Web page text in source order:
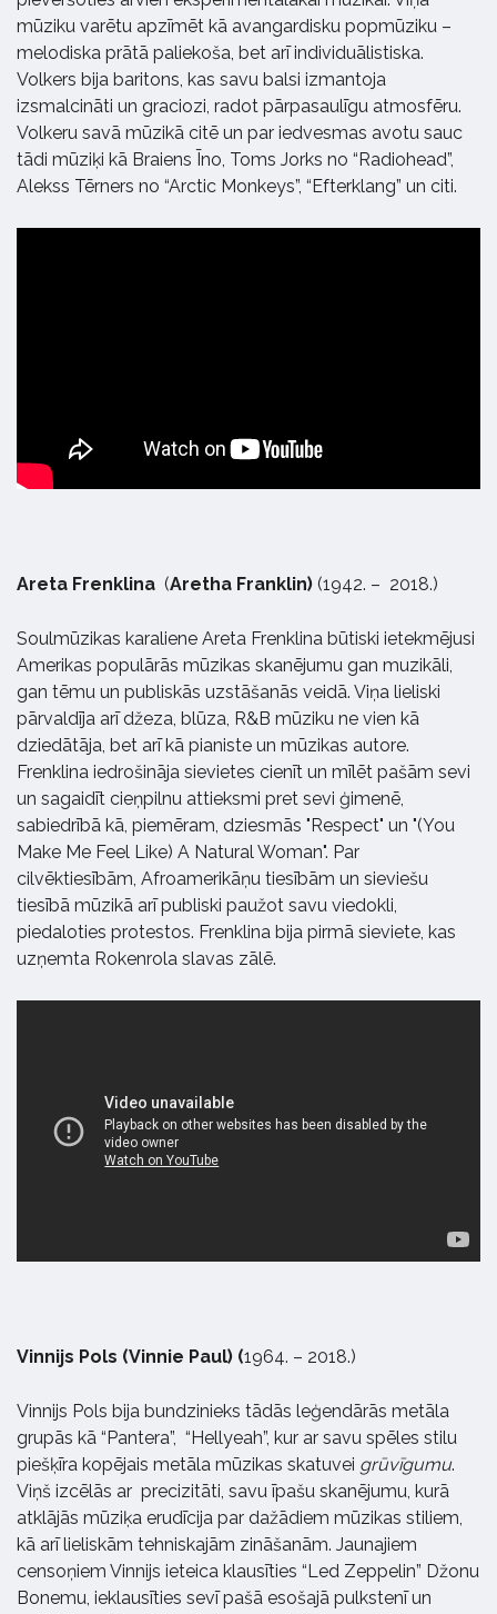
mūziku varētu apzīmēt kā avangardisku popmūziku –
melodiska prātā paliekoša, bet arī individuālistiska.
Volkers bija baritons, kas savu balsi izmantoja
izsmalcināti un graciozi, radot pārpasaulīgu atmosfēru.
Volkeru savā mūzikā citē un par iedvesmas avotu sauc
tādi mūziķi kā Braiens Īno, Toms Jorks no “Radiohead”,
Alekss Tērners no “Arctic Monkeys”, “Efterklang” un citi.
Areta Frenklina (Aretha Franklin) (1942. – 2018.)
Soulmūzikas karaliene Areta Frenklina būtiski ietekmējusi
Amerikas populārās mūzikas skanējumu gan muzikāli,
gan tēmu un publiskās uzstāšanās veidā. Viņa lieliski
pārvaldīja arī džeza, blūza, R&B mūziku ne vien kā
dziedātāja, bet arī kā pianiste un mūzikas autore.
Frenklina iedrošināja sievietes cienīt un mīlēt pašām sevi
un sagaidīt cieņpilnu attieksmi pret sevi ģimenē,
sabiedrībā kā, piemēram, dziesmās "Respect" un "(You
Make Me Feel Like) A Natural Woman". Par
cilvēktiesībām, Afroamerikāņu tiesībām un sieviešu
tiesībā mūzikā arī publiski paužot savu viedokli,
piedaloties protestos. Frenklina bija pirmā sieviete, kas
uzņemta Rokenrola slavas zālē.
Vinnijs Pols (Vinnie Paul) (1964. – 2018.)
Vinnijs Pols bija bundzinieks tādās leģendārās metāla
grupās kā “Pantera”, “Hellyeah”, kur ar savu spēles stilu
piešķīra kopējais metāla mūzikas skatuvei grūvīgumu.
Viņš izcēlās ar precizitāti, savu īpašu skanējumu, kurā
atklājās mūziķa erudīcija par dažādiem mūzikas stiliem,
kā arī lieliskām tehniskajām zināšanām. Jaunajiem
censoņiem Vinnijs ieteica klausīties “Led Zeppelin” Džonu
Bonemu, ieklausīties sevī pašā esošajā pulkstenī un